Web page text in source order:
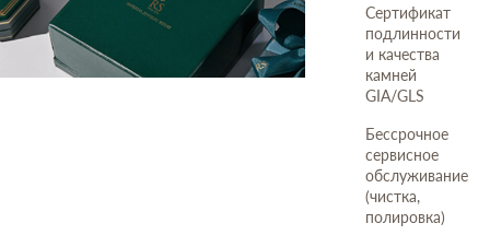
Сертификат
подлинности
и качества
камней
GIA/GLS
Бессрочное
сервисное
обслуживание
(чистка,
полировка)